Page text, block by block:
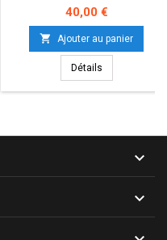
Prix
40,00 €
 Ajouter au panier
Détails

